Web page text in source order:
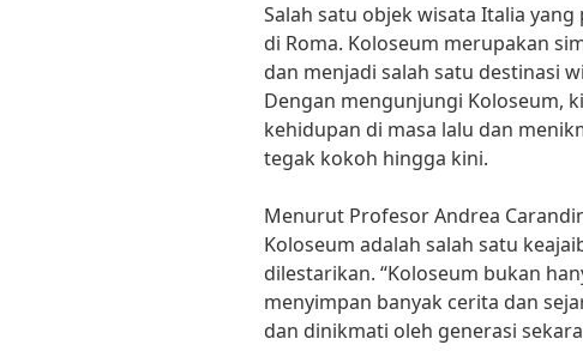
Salah satu objek wisata Italia
di Roma. Koloseum merupakan
dan menjadi salah satu destinasi
Dengan mengunjungi Koloseum,
kehidupan di masa lalu dan
tegak kokoh hingga kini.
Menurut Profesor Andrea
Koloseum adalah salah satu
dilestarikan. “Koloseum bukan
menyimpan banyak cerita dan
dan dinikmati oleh generasi